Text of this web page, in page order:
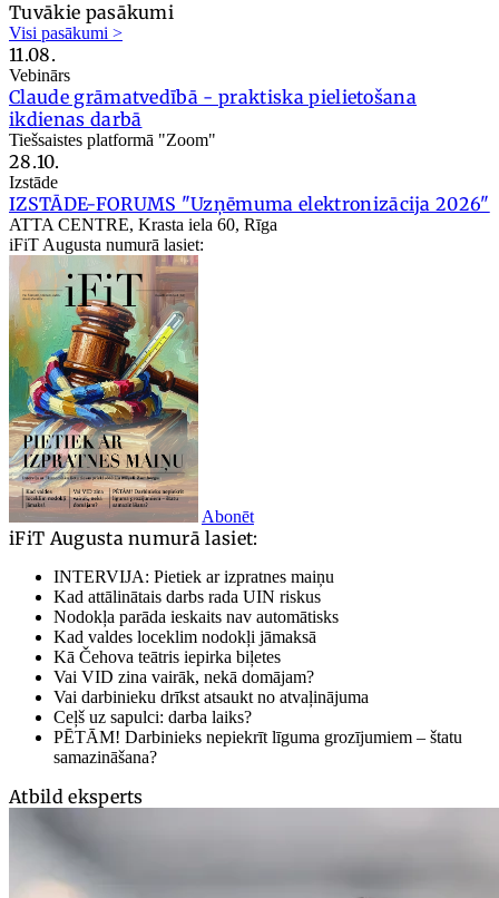
Tuvākie pasākumi
Visi pasākumi >
11.08.
Vebinārs
Claude grāmatvedībā - praktiska pielietošana
ikdienas darbā
Tiešsaistes platformā "Zoom"
28.10.
Izstāde
IZSTĀDE-FORUMS "Uzņēmuma elektronizācija 2026"
ATTA CENTRE, Krasta iela 60, Rīga
iFiT Augusta numurā lasiet:
Abonēt
iFiT Augusta numurā lasiet:
INTERVIJA: Pietiek ar izpratnes maiņu
Kad attālinātais darbs rada UIN riskus
Nodokļa parāda ieskaits nav automātisks
Kad valdes loceklim nodokļi jāmaksā
Kā Čehova teātris iepirka biļetes
Vai VID zina vairāk, nekā domājam?
Vai darbinieku drīkst atsaukt no atvaļinājuma
Ceļš uz sapulci: darba laiks?
PĒTĀM! Darbinieks nepiekrīt līguma grozījumiem – štatu
samazināšana?
Atbild eksperts